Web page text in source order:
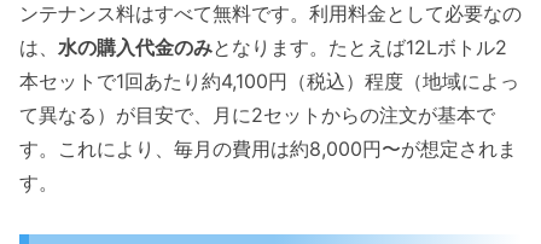
ンテナンス料はすべて無料です。利用料金として必要なの
は、 水の購入代金のみとなります。たとえば12Lボトル2
本セットで1回あたり約4,100円（税込）程度（地域によっ
て異なる）が目安で、月に2セットからの注文が基本で
す。これにより、毎月の費用は約8,000円〜が想定されま
す。